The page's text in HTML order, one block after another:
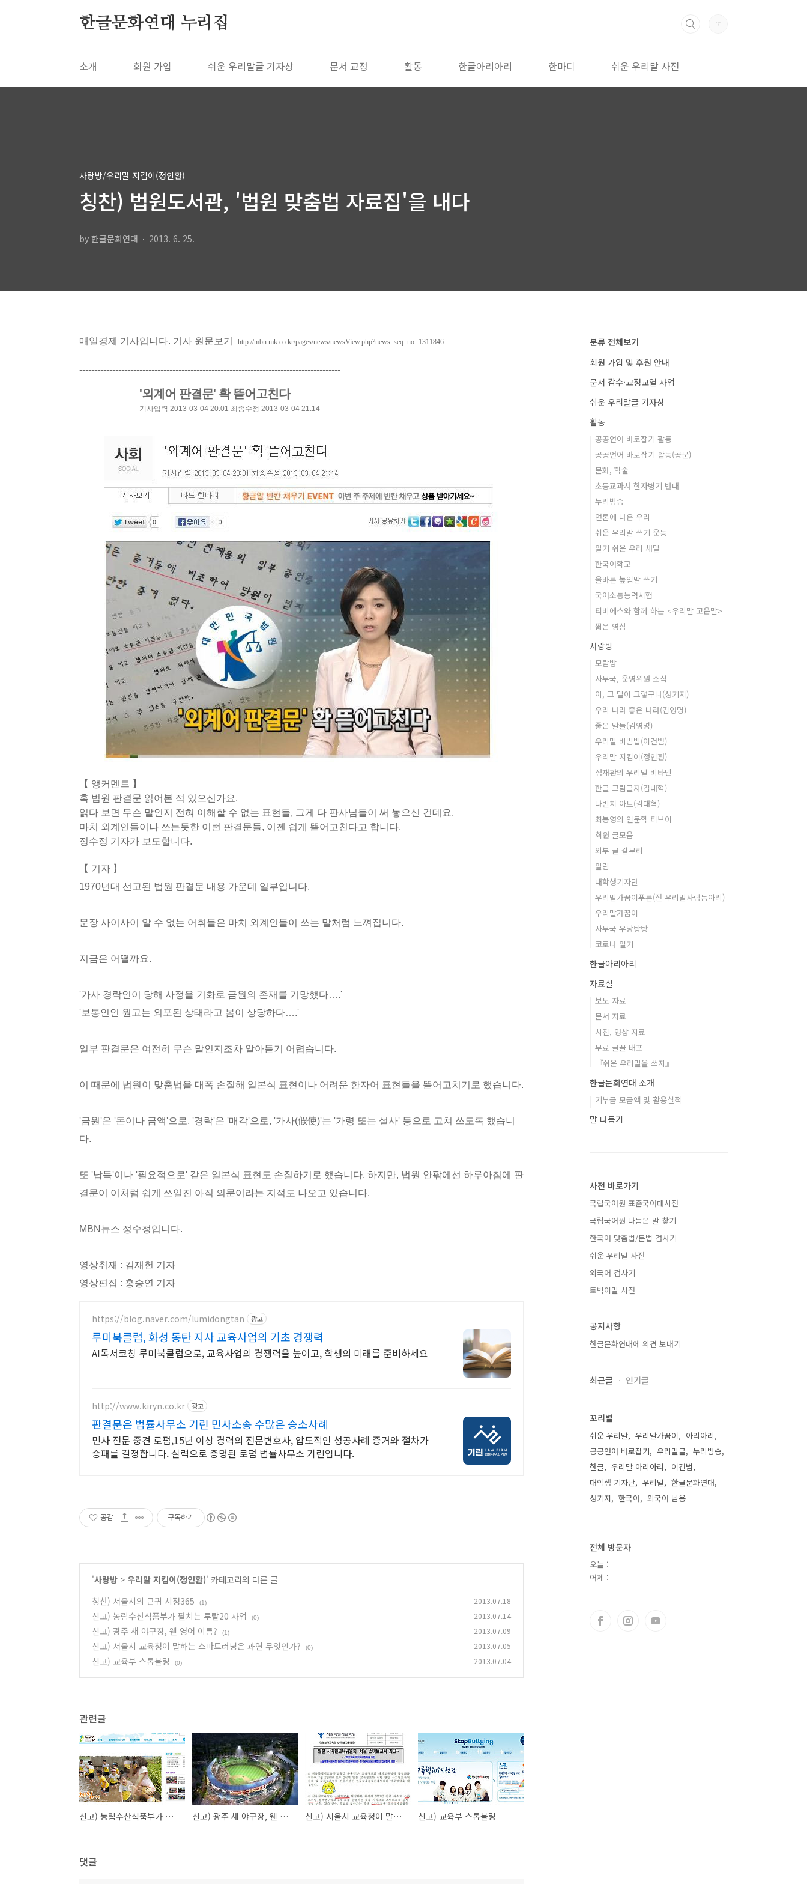
한글문화연대 누리집
소개 회원 가입 쉬운 우리말글 기자상 문서 교정 활동 한글아리아리 한마디 쉬운 우리말 사전
사랑방/우리말 지킴이(정인환)
칭찬) 법원도서관, '법원 맞춤법 자료집'을 내다
by 한글문화연대 2013. 6. 25.
매일경제 기사입니다. 기사 원문보기 http://mbn.mk.co.kr/pages/news/newsView.php?news_seq_no=1311846
---------------------------------------------------------------------------------------
'외계어 판결문' 확 뜯어고친다
기사입력 2013-03-04 20:01 최종수정 2013-03-04 21:14
【 앵커멘트 】
혹 법원 판결문 읽어본 적 있으신가요.
읽다 보면 무슨 말인지 전혀 이해할 수 없는 표현들, 그게 다 판사님들이 써 놓으신 건데요.
마치 외계인들이나 쓰는듯한 이런 판결문들, 이젠 쉽게 뜯어고친다고 합니다.
정수정 기자가 보도합니다.
【 기자 】
1970년대 선고된 법원 판결문 내용 가운데 일부입니다.
문장 사이사이 알 수 없는 어휘들은 마치 외계인들이 쓰는 말처럼 느껴집니다.
지금은 어떨까요.
'가사 경락인이 당해 사정을 기화로 금원의 존재를 기망했다….'
'보통인인 원고는 외포된 상태라고 봄이 상당하다….'
일부 판결문은 여전히 무슨 말인지조차 알아듣기 어렵습니다.
이 때문에 법원이 맞춤법을 대폭 손질해 일본식 표현이나 어려운 한자어 표현들을 뜯어고치기로 했습니다.
'금원'은 '돈이나 금액'으로, '경락'은 '매각'으로, '가사(假使)'는 '가령 또는 설사' 등으로 고쳐 쓰도록 했습니
다.
또 '납득'이나 '필요적으로' 같은 일본식 표현도 손질하기로 했습니다. 하지만, 법원 안팎에선 하루아침에 판
결문이 이처럼 쉽게 쓰일진 아직 의문이라는 지적도 나오고 있습니다.
MBN뉴스 정수정입니다.
영상취재 : 김재헌 기자
영상편집 : 홍승연 기자
https://blog.naver.com/lumidongtan 광고
루미북클럽, 화성 동탄 지사 교육사업의 기초 경쟁력
AI독서코칭 루미북클럽으로, 교육사업의 경쟁력을 높이고, 학생의 미래를 준비하세요
http://www.kiryn.co.kr 광고
판결문은 법률사무소 기린 민사소송 수많은 승소사례
민사 전문 중견 로펌,15년 이상 경력의 전문변호사, 압도적인 성공사례 증거와 절차가
승패를 결정합니다. 실력으로 증명된 로펌 법률사무소 기린입니다.
공감 구독하기
'사랑방 > 우리말 지킴이(정인환)' 카테고리의 다른 글
칭찬) 서울시의 큰귀 시정365
(1) 2013.07.18
신고) 농림수산식품부가 펼치는 루랄20 사업 (0) 2013.07.14
신고) 광주 새 야구장, 웬 영어 이름? (1) 2013.07.09
신고) 서울시 교육청이 말하는 스마트러닝은 과연 무엇인가? (0) 2013.07.05
신고) 교육부 스톱불링 (0) 2013.07.04
관련글
신고) 농림수산식품부가 펼치는 루랄20 사업 신고) 광주 새 야구장, 웬 영어 이름? 신고) 서울시 교육청이 말하는 스마트러닝은 과연 무엇인가? 신고) 교육부 스톱불링
댓글
분류 전체보기
회원 가입 및 후원 안내
문서 감수·교정교열 사업
쉬운 우리말글 기자상
활동
공공언어 바로잡기 활동
공공언어 바로잡기 활동(공문)
문화, 학술
초등교과서 한자병기 반대
누리방송
언론에 나온 우리
쉬운 우리말 쓰기 운동
알기 쉬운 우리 새말
한국어학교
올바른 높임말 쓰기
국어소통능력시험
티비에스와 함께 하는 <우리말 고운말>
짧은 영상
사랑방
모람방
사무국, 운영위원 소식
아, 그 말이 그렇구나(성기지)
우리 나라 좋은 나라(김영명)
좋은 말들(김영명)
우리말 비빔밥(이건범)
우리말 지킴이(정인환)
정재환의 우리말 비타민
한글 그림글자(김대혁)
다빈치 아트(김대혁)
최봉영의 인문학 티브이
회원 글모음
외부 글 갈무리
알림
대학생기자단
우리말가꿈이푸른(전 우리말사랑동아리)
우리말가꿈이
사무국 우당탕탕
코로나 일기
한글아리아리
자료실
보도 자료
문서 자료
사진, 영상 자료
무료 글꼴 배포
『쉬운 우리말을 쓰자』
한글문화연대 소개
기부금 모금액 및 활용실적
말 다듬기
사전 바로가기
국립국어원 표준국어대사전
국립국어원 다듬은 말 찾기
한국어 맞춤법/문법 검사기
쉬운 우리말 사전
외국어 검사기
토박이말 사전
공지사항
한글문화연대에 의견 보내기
최근글 인기글
꼬리별
쉬운 우리말 우리말가꿈이
아리아리
공공언어 바로잡기
우리말글
누리방송
한글
우리말 아리아리
이건범
대학생 기자단
우리말
한글문화연대
성기지
한국어 외국어 남용
전체 방문자
오늘 :
어제 :